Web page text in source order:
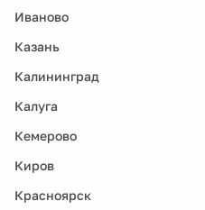
Иваново
Казань
Калининград
Калуга
Кемерово
Киров
Красноярск